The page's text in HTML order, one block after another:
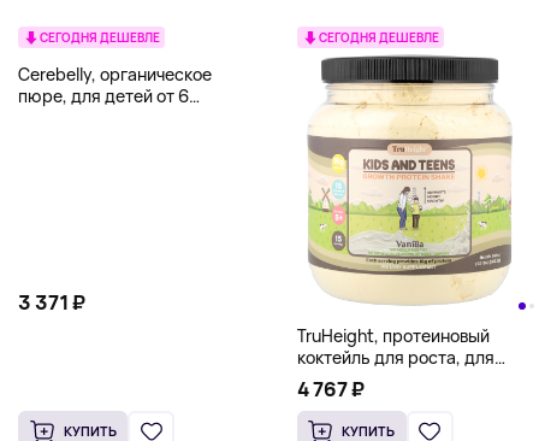
СЕГОДНЯ ДЕШЕВЛЕ
Cerebelly, органическое
пюре, для детей от 6
3 371 ₽
КУПИТЬ
СЕГОДНЯ ДЕШЕВЛЕ
TruHeight, протеиновый
коктейль для роста, для
детей от 5 лет, ваниль, 682,5
г (1,5 фунта)
4 767 ₽
КУПИТЬ